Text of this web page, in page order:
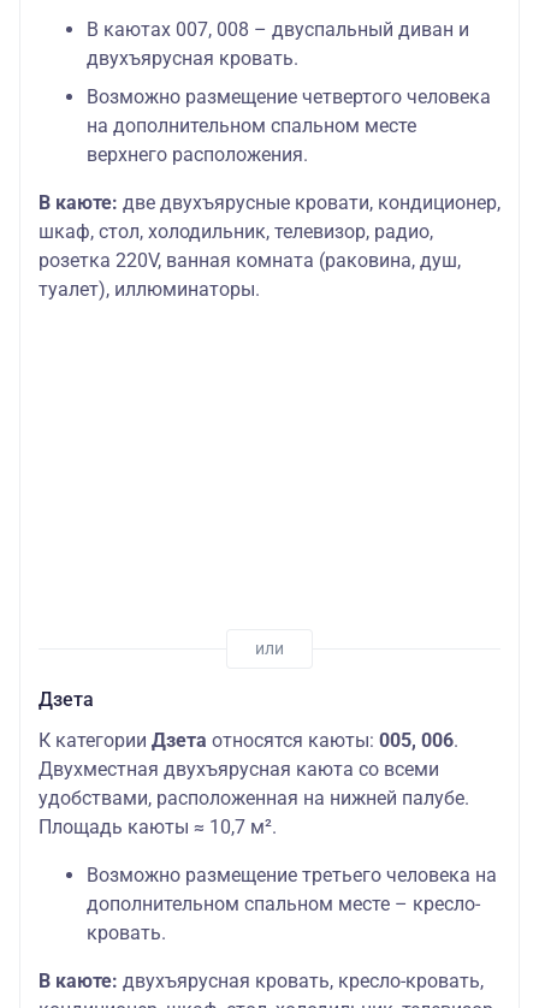
В каютах 007, 008 – двуспальный диван и
двухъярусная кровать.
Возможно размещение четвертого человека
на дополнительном спальном месте
верхнего расположения.
В каюте: две двухъярусные кровати, кондиционер,
шкаф, стол, холодильник, телевизор, радио,
розетка 220V, ванная комната (раковина, душ,
туалет), иллюминаторы.
Дзета
К категории Дзета относятся каюты: 005, 006.
Двухместная двухъярусная каюта со всеми
удобствами, расположенная на нижней палубе.
Площадь каюты ≈ 10,7 м².
Возможно размещение третьего человека на
дополнительном спальном месте – кресло-
кровать.
В каюте: двухъярусная кровать, кресло-кровать,